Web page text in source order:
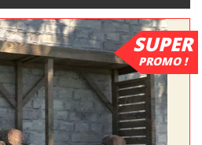
SUPER
PROMO !